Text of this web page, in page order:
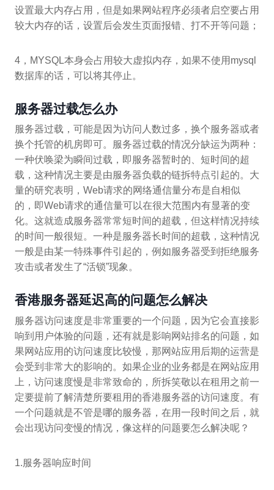
设置最大内存占用，但是如果网站程序必须者启空要占用
较大内存的话，设置后会发生页面报错、打不开等问题；
4，MYSQL本身会占用较大虚拟内存，如果不使用mysql
数据库的话，可以将其停止。
服务器过载怎么办
服务器过载，可能是因为访问人数过多，换个服务器或者
换个托管的机房即可。服务器过载的情况分缺运为两种：
一种伏唤梁为瞬间过载，即服务器暂时的、短时间的超
载，这种情况主要是由服务器负载的链拆特点引起的。大
量的研究表明，Web请求的网络通信量分布是自相似
的，即Web请求的通信量可以在很大范围内有显著的变
化。这就造成服务器常常短时间的超载，但这样情况持续
的时间一般很短。一种是服务器长时间的超载，这种情况
一般是由某一特殊事件引起的，例如服务器受到拒绝服务
攻击或者发生了“活锁”现象。
香港服务器延迟高的问题怎么解决
服务器访问速度是非常重要的一个问题，因为它会直接影
响到用户体验的问题，还有就是影响网站排名的问题，如
果网站应用的访问速度比较慢，那网站应用后期的运营是
会受到非常大的影响的。如果企业的业务都是在网站应用
上，访问速度慢是非常致命的，所拆笑敬以在租用之前一
定要提前了解清楚所要租用的香港服务器的访问速度。有
一个问题就是不管是哪的服务器，在用一段时间之后，就
会出现访问变慢的情况，像这样的问题要怎么解决呢？
1.服务器响应时间